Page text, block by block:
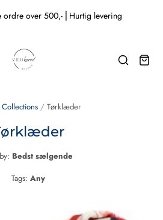
ordre over 500,- ⎜Hurtig levering
Collections / Tørklæder
Bedst sælgende
Tags: Any